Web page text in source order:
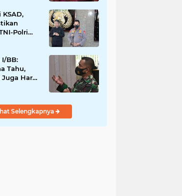
Polri
Hadapi
I/BB:
Tahu,
Harus
Selengkapnya